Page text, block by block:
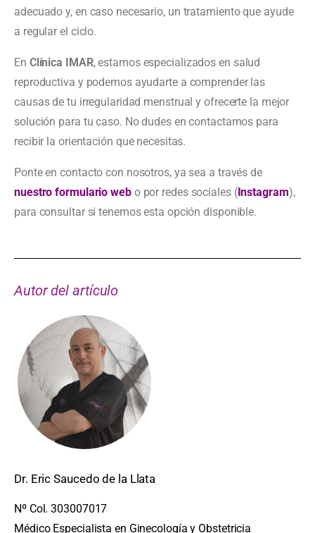
adecuado y, en caso necesario, un tratamiento que ayude
a regular el ciclo.
En Clínica IMAR, estamos especializados en salud
reproductiva y podemos ayudarte a comprender las
causas de tu irregularidad menstrual y ofrecerte la mejor
solución para tu caso. No dudes en contactarnos para
recibir la orientación que necesitas.
Ponte en contacto con nosotros, ya sea a través de
nuestro formulario webo por redes sociales (Instagram),
para consultar si tenemos esta opción disponible.
Autor del artículo
Dr. Eric Saucedo de la Llata
Nº Col. 303007017
Médico Especialista en Ginecología y Obstetricia